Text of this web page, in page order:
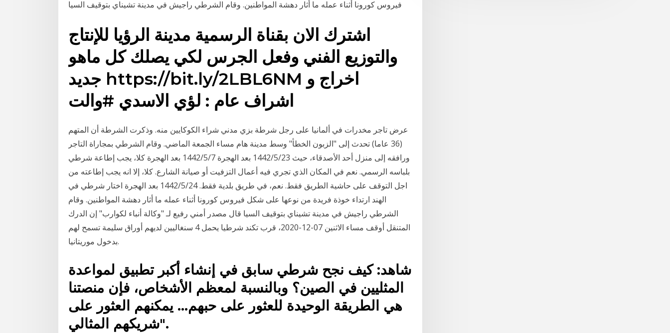
فيروس كورونا أثناء عمله ما أثار دهشة المواطنين. وقام الشرطي راجيش في مدينة تشيناي بتوقيف السيا
اشترك الان بقناة الرسمية مدينة الرؤيا للإنتاج
والتوزيع الفني وفعل الجرس لكي يصلك كل ماهو
جديد https://bit.ly/2LBL6NM اخراج و
اشراف عام : لؤي الاسدي #والت
عرض تاجر مخدرات في ألمانيا على رجل شرطة بزي مدني شراء الكوكايين منه. وذكرت الشرطة أن المتهم
(36 عاما) تحدث إلى "الزبون الخطأ" وسط مدينة هام مساء الجمعة الماضي. وقام الشرطي بمجاراة التاجر
ورافقه إلى منزل أحد الأصدقاء، حيث 23‏‏/5‏‏/1442 بعد الهجرة 7‏‏/5‏‏/1442 بعد الهجرة كلا، يجب إطاعة شرطي
بلباسه الرسمي. نعم في المكان الذي تجري فيه أعمال التزفيت أو صيانة الشارع. كلا، إلا انه يجب إطاعته من
اجل التوقف على حاشية الطريق فقط. نعم، في طريق بلدية فقط. 24‏‏/5‏‏/1442 بعد الهجرة اختار شرطي في
الهند ارتداء خوذة فريدة من نوعها على شكل فيروس كورونا أثناء عمله ما أثار دهشة المواطنين. وقام
الشرطي راجيش في مدينة تشيناي بتوقيف السيا قال مصدر أمني رفيع لـ "وكالة أنباء لكوارب" إن الدرك
المتنقل أوقف مساء الاثنين 07-12-2020، قرب تكند شرطيا يحمل 4 سنغاليين لديهم أوراق سليمة تسمح لهم
بدخول موريتانيا.
شاهد: كيف نجح شرطي سابق في إنشاء أكبر تطبيق لمواعدة
المثليين في الصين؟ وبالنسبة لمعظم الأشخاص، فإن منصتنا
هي الطريقة الوحيدة للعثور على حبهم… يمكنهم العثور على
شريكهم المثالي".